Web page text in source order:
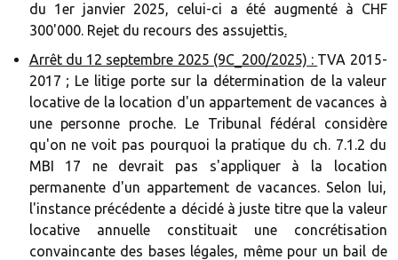
du 1er janvier 2025, celui-ci a été augmenté à CHF
300'000. Rejet du recours des assujettis.‍
Arrêt du 12 septembre 2025 (9C_200/2025) : TVA 2015-
2017 ; Le litige porte sur la détermination de la valeur
locative de la location d'un appartement de vacances à
une personne proche. Le Tribunal fédéral considère
qu'on ne voit pas pourquoi la pratique du ch. 7.1.2 du
MBI 17 ne devrait pas s'appliquer à la location
permanente d'un appartement de vacances. Selon lui,
l'instance précédente a décidé à juste titre que la valeur
locative annuelle constituait une concrétisation
convaincante des bases légales, même pour un bail de